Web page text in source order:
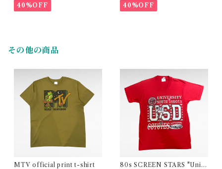
40%OFF 40%OFF
その他の商品
MTV official print t-shirt
80s SCREEN STARS "Univ